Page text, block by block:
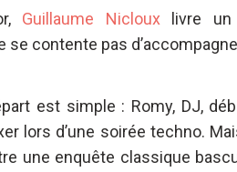
Guillaume Niclouxlivre un
se contente pas
est simple : Romy, DJ,
lors d’une soirée techno.
une enquête classique